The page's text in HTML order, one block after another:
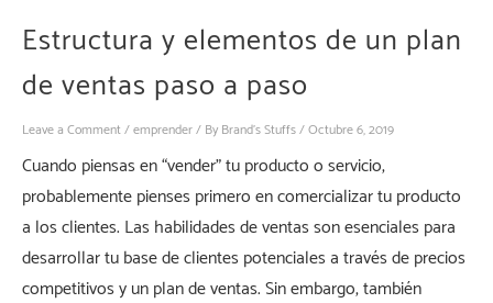
Estructura y elementos de un plan
de ventas paso a paso
Leave a Comment/emprender/ By Brand's Stuffs/Octubre 6, 2019
Cuando piensas en “vender” tu producto o servicio,
probablemente pienses primero en comercializar tu producto
a los clientes. Las habilidades de ventas son esenciales para
desarrollar tu base de clientes potenciales a través de precios
competitivos y un plan de ventas. Sin embargo, también